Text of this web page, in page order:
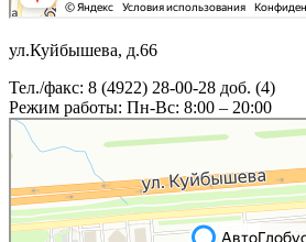
ул.Куйбышева, д.66
Тел./факс: 8 (4922) 28-00-28 доб. (4)
Режим работы: Пн-Вс: 8:00 – 20:00